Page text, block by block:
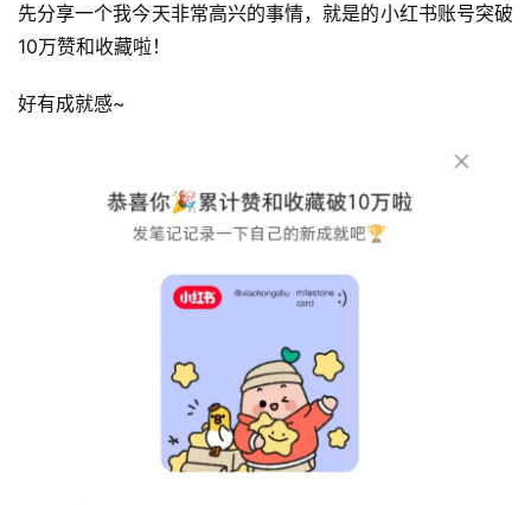
先分享一个我今天非常高兴的事情，就是的小红书账号突破
10万赞和收藏啦！
好有成就感~